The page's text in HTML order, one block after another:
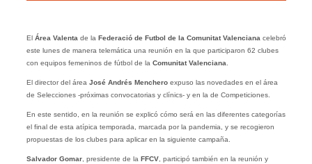
El Área Valenta de la Federació de Futbol de la Comunitat Valenciana celebró
este lunes de manera telemática una reunión en la que participaron 62 clubes
con equipos femeninos de fútbol de la Comunitat Valenciana
El director del área José Andrés Mencheroexpuso las novedades en el área
de Selecciones -próximas convocatorias y clínics- y en la de Competiciones.
En este sentido, en la reunión se explicó cómo será en las diferentes categorías
el final de esta atípica temporada, marcada por la pandemia, y se recogieron
propuestas de los clubes para aplicar en la siguiente campaña.
Salvador Gomar, presidente de la FFCV, participó también en la reunión y